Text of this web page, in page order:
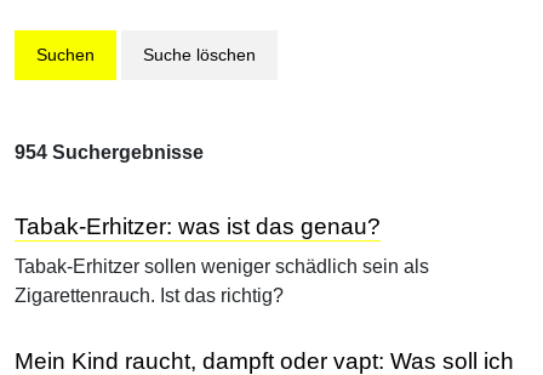
Suche löschen
954 Suchergebnisse
Tabak-Erhitzer: was ist das genau?
Tabak-Erhitzer sollen weniger schädlich sein als
Zigarettenrauch. Ist das richtig?
Mein Kind raucht, dampft oder vapt: Was soll ich